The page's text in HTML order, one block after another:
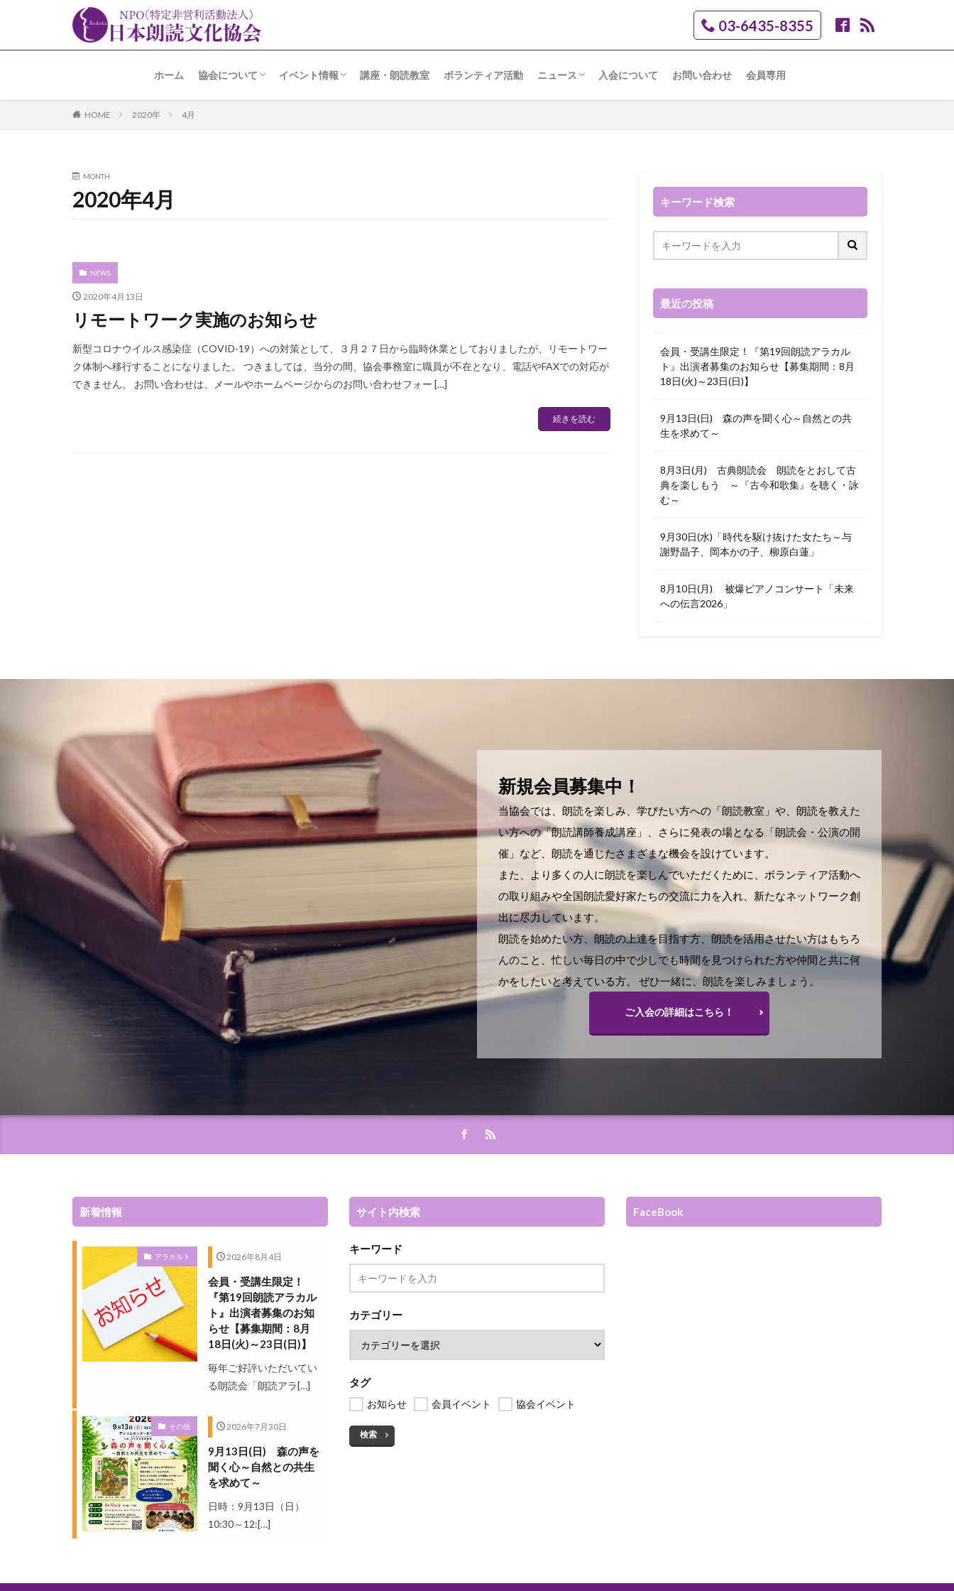
03-6435-8355
ホーム 協会について
名誉会長 加賀美先生よりメッセージ
趣旨・経緯
あゆみ
事業内容
アクセス
イベント情報
朗読の日
朗読コンクール・座談会
アラカルト
高輪朗読会
その他
講座・朗読教室 ボランティア活動 ニュース
朗読ニュース
協会だより
入会について お問い合わせ 会員専用
HOME 2020年 4月
MONTH
2020年4月
NEWS
2020年4月13日
リモートワーク実施のお知らせ
新型コロナウイルス感染症（COVID-19）への対策として、３月２７日から臨時休業としておりましたが、リモートワー
ク体制へ移行することになりました。 つきましては、当分の間、協会事務室に職員が不在となり、電話やFAXでの対応が
できません。 お問い合わせは、メールやホームページからのお問い合わせフォー […]
続きを読む
キーワード検索
最近の投稿
会員・受講生限定！『第19回朗読アラカル
ト』出演者募集のお知らせ【募集期間：8月
18日(火)～23日(日)】
9月13日(日) 森の声を聞く心～自然との共
生を求めて～
8月3日(月) 古典朗読会 朗読をとおして古
典を楽しもう ～『古今和歌集』を聴く・詠
む～
9月30日(水)「時代を駆け抜けた女たち～与
謝野晶子、岡本かの子、柳原白蓮」
8月10日(月) 被爆ピアノコンサート「未来
への伝言2026」
新規会員募集中！
当協会では、朗読を楽しみ、学びたい方への「朗読教室」や、朗読を教えた
い方への「朗読講師養成講座」、さらに発表の場となる「朗読会・公演の開
催」など、朗読を通じたさまざまな機会を設けています。
また、より多くの人に朗読を楽しんでいただくために、ボランティア活動へ
の取り組みや全国朗読愛好家たちの交流に力を入れ、新たなネットワーク創
出に尽力しています。
朗読を始めたい方、朗読の上達を目指す方、朗読を活用させたい方はもちろ
んのこと、忙しい毎日の中で少しでも時間を見つけられた方や仲間と共に何
かをしたいと考えている方。 ぜひ一緒に、朗読を楽しみましょう。
ご入会の詳細はこちら！
新着情報
アラカルト 2026年8月4日
会員・受講生限定！
『第19回朗読アラカル
ト』出演者募集のお知
らせ【募集期間：8月
18日(火)～23日(日)】
毎年ご好評いただいてい
る朗読会「朗読アラ[…]
その他 2026年7月30日
9月13日(日) 森の声を
聞く心～自然との共生
を求めて～
日時：9月13日（日）
10:30～12:[…]
サイト内検索
キーワード
カテゴリー
タグ
お知らせ 会員イベント 協会イベント
検索
FaceBook